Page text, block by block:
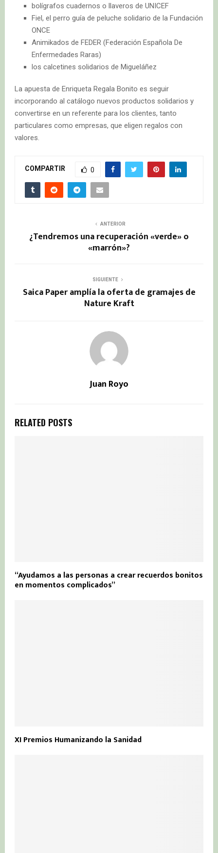
bolígrafos cuadernos o llaveros de UNICEF
Fiel, el perro guía de peluche solidario de la Fundación
ONCE
Animikados de FEDER (Federación Española De
Enfermedades Raras)
los calcetines solidarios de Migueláñez
La apuesta de Enriqueta Regala Bonito es seguir
incorporando al catálogo nuevos productos solidarios y
convertirse en un referente para los clientes, tanto
particulares como empresas, que eligen regalos con
valores.
COMPARTIR 0
ANTERIOR
¿Tendremos una recuperación «verde» o
«marrón»?
SIGUIENTE
Saica Paper amplía la oferta de gramajes de
Nature Kraft
Juan Royo
RELATED POSTS
“Ayudamos a las personas a crear recuerdos bonitos
en momentos complicados”
XI Premios Humanizando la Sanidad